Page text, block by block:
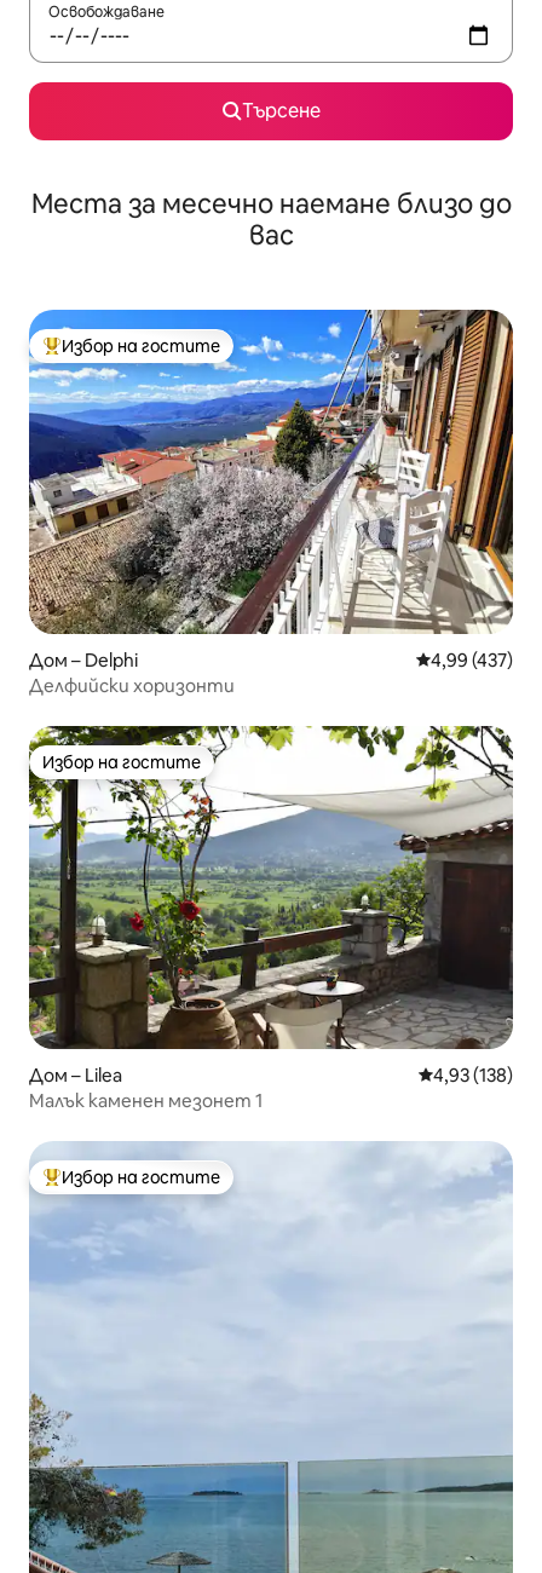
Освобождаване
Търсене
Места за месечно наемане близо до
вас
Най-популярен избор на гостите
Избор на гостите
Дом – Delphi Средна
4,99 (437)
Делфийски хоризонти
Избор на гостите
Избор на гостите
Дом – Lilea Средна
4,93 (138)
Малък каменен мезонет 1
Най-популярен избор на гостите
Избор на гостите